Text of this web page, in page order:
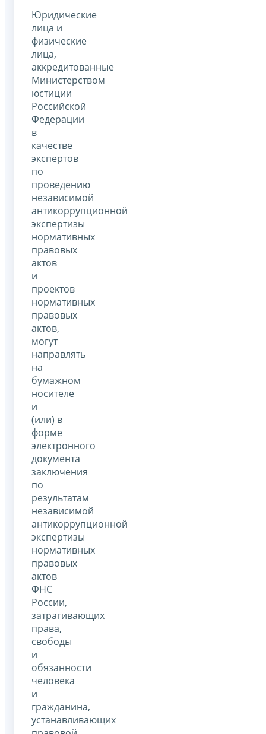
Юридические
лица и
физические
лица,
аккредитованные
Министерством
юстиции
Российской
Федерации
в
качестве
экспертов
по
проведению
независимой
антикоррупционной
экспертизы
нормативных
правовых
актов
и
проектов
нормативных
правовых
актов,
могут
направлять
на
бумажном
носителе
и
(или) в
форме
электронного
документа
заключения
по
результатам
независимой
антикоррупционной
экспертизы
нормативных
правовых
актов
ФНС
России,
затрагивающих
права,
свободы
и
обязанности
человека
и
гражданина,
устанавливающих